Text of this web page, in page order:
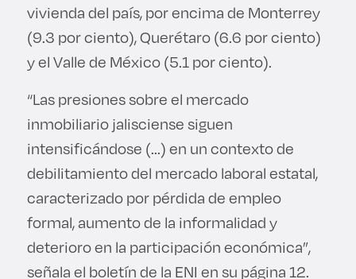
vivienda del país, por encima de Monterrey
(9.3 por ciento), Querétaro (6.6 por ciento)
y el Valle de México (5.1 por ciento).
“Las presiones sobre el mercado
inmobiliario jalisciense siguen
intensificándose (...) en un contexto de
debilitamiento del mercado laboral estatal,
caracterizado por pérdida de empleo
formal, aumento de la informalidad y
deterioro en la participación económica”,
señala el boletín de la ENI en su página 12.